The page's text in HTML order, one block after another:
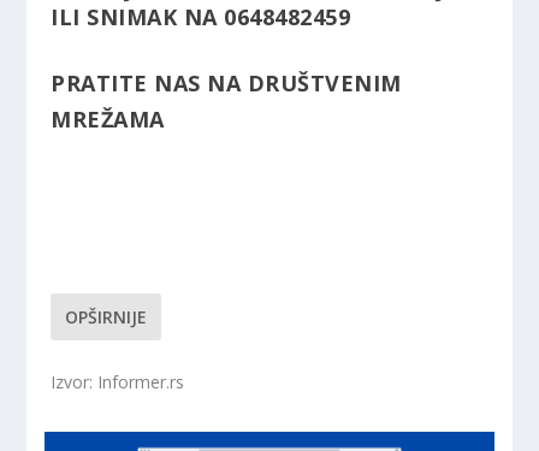
ILI SNIMAK NA 0648482459
PRATITE NAS NA DRUŠTVENIM
MREŽAMA
OPŠIRNIJE
Izvor: Informer.rs